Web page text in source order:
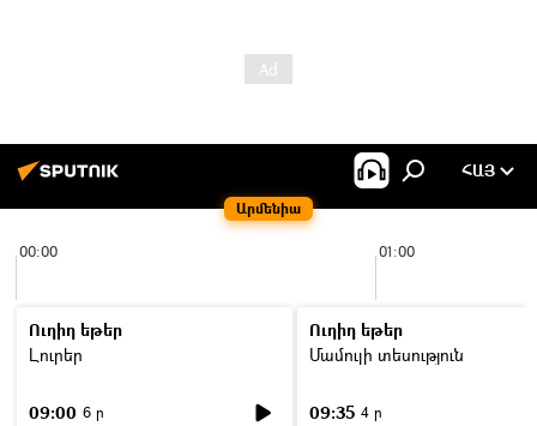
Արմենիա
ՀԱՅ
00:00 01:00
Ուղիղ եթեր
Լուրեր
09:00 6 ր
Ուղիղ եթեր
Մամուլի տեսություն
09:35 4 ր